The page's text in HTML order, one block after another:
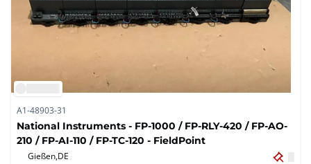
A1-48903-31
National Instruments - FP-1000 / FP-RLY-420 / FP-AO-
210 / FP-AI-110 / FP-TC-120 - FieldPoint
Gießen,DE